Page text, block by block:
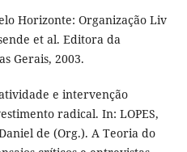
Horizonte: Organização Liv
et al. Editora da
Gerais, 2003.
e intervenção
radical. In: LOPES,
de (Org.). A Teoria do